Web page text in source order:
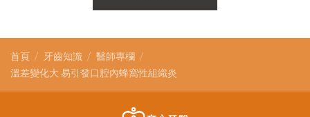
首頁 牙齒知識
醫師專欄
溫差變化大 易引發口腔內蜂窩性組織炎